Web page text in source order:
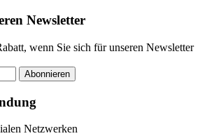
Newsletter
wenn Sie sich für unseren Newsletter
Abonnieren
Netzwerken